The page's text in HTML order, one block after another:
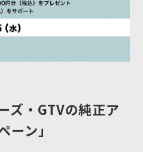
ズ・GTVの純正ア
ーン」